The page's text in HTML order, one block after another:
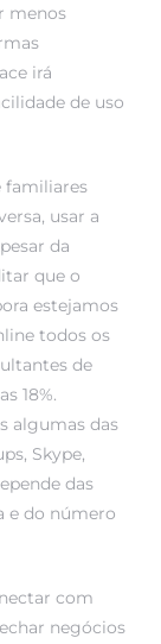
menos
irá
de uso
familiares
usar a
da
que o
estejamos
todos os
de
18%.
algumas das
Skype,
das
e do número
com
negócios